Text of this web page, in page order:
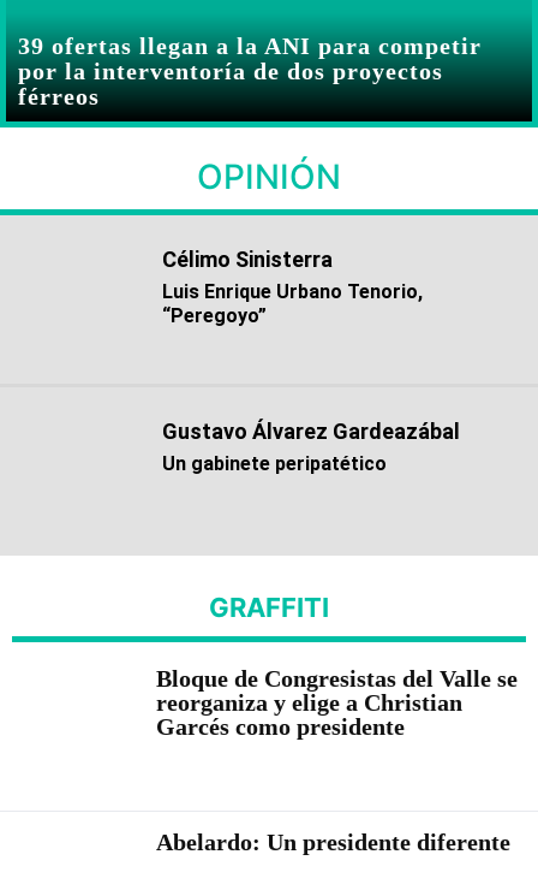
39 ofertas llegan a la ANI para competir
por la interventoría de dos proyectos
férreos
OPINIÓN
Célimo Sinisterra
Luis Enrique Urbano Tenorio,
“Peregoyo”
Gustavo Álvarez Gardeazábal
Un gabinete peripatético
GRAFFITI
Bloque de Congresistas del Valle se
reorganiza y elige a Christian
Garcés como presidente
Abelardo: Un presidente diferente